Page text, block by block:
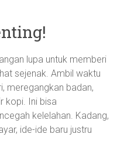
lupa untuk memberi
sejenak. Ambil waktu
meregangkan badan,
kopi. Ini bisa
kelelahan. Kadang,
ide-ide baru justru